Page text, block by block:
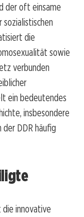
der oft einsame
die
sowie
verbunden
ein bedeutendes
insbesondere
der DDR häufig
innovative